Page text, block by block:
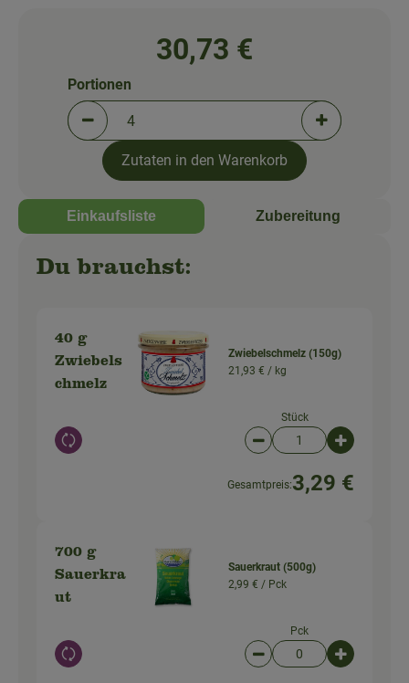
30,73 €
Portionen verringern (aktuell 4 Portionen
Portionen
Portionen
Zutaten in den Warenkorb
Einkaufsliste Zubereitung
Du brauchst:
40 g
Zwiebels
chmelz
Auswahl ändern
Zwiebelschmelz (150g)
21,93 € / kg
Stück
Artikelanzahl
Gesamtpreis:3,29 €
700 g
Sauerkra
ut
Auswahl ändern
Sauerkraut (500g)
2,99 € / Pck
Pck
Artikelanzahl